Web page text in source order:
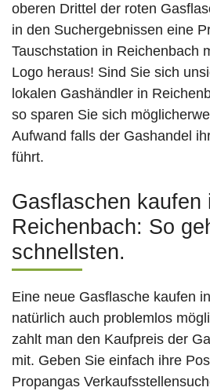
oberen Drittel der roten
in den Suchergebnissen eine
Tauschstation in Reichenbach
Logo heraus! Sind Sie sich
lokalen Gashändler in
so sparen Sie sich
Aufwand falls der Gashandel
führt.
Gasflaschen kaufen
Reichenbach: So
schnellsten.
Eine neue Gasflasche kaufen
natürlich auch problemlos
zahlt man den Kaufpreis der
mit. Geben Sie einfach ihre
Propangas